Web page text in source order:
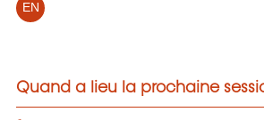
EN
Quand a lieu la prochaine